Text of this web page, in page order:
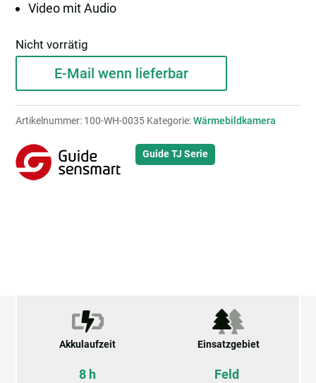
Video mit Audio
Nicht vorrätig
E-Mail wenn lieferbar
Artikelnummer: 100-WH-0035 Kategorie:Wärmebildkamera
Guide TJ Serie
Akkulaufzeit
8 h
Einsatzgebiet
Feld